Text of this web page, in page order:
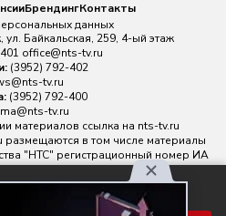
БрендингКонтакты
данных
ул. Байкальская, 259, 4-ый этаж
office@nts-tv.ru
(3952) 792-402
tv.ru
(3952) 792-400
tv.ru
материалов ссылка на nts-tv.ru
размещаются в том числе материалы
"НТС" регистрационный номер ИА
Федеральной службой по
технологий и массовых